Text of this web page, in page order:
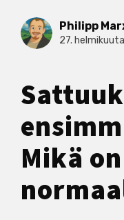
Philipp
27.
Mikä